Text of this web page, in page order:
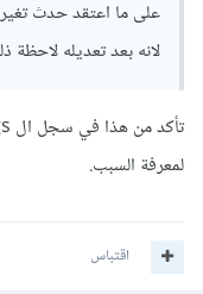
على ما اعتقد حدث
لانه بعد تعديله لاحظة
لمعرفة السبب.
اقتباس